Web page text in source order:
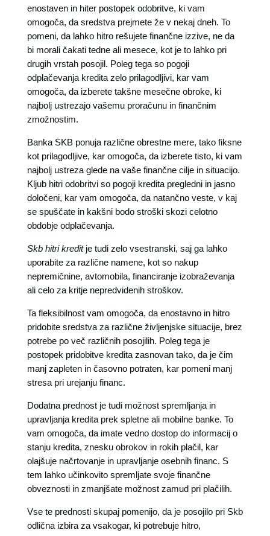
enostaven in hiter postopek odobritve, ki vam
omogoča, da sredstva prejmete že v nekaj dneh. To
pomeni, da lahko hitro rešujete finančne izzive, ne da
bi morali čakati tedne ali mesece, kot je to lahko pri
drugih vrstah posojil. Poleg tega so pogoji
odplačevanja kredita zelo prilagodljivi, kar vam
omogoča, da izberete takšne mesečne obroke, ki
najbolj ustrezajo vašemu proračunu in finančnim
zmožnostim.
Banka SKB ponuja različne obrestne mere, tako fiksne
kot prilagodljive, kar omogoča, da izberete tisto, ki vam
najbolj ustreza glede na vaše finančne cilje in situacijo.
Kljub hitri odobritvi so pogoji kredita pregledni in jasno
določeni, kar vam omogoča, da natančno veste, v kaj
se spuščate in kakšni bodo stroški skozi celotno
obdobje odplačevanja.
Skb hitri kreditje tudi zelo vsestranski, saj ga lahko
uporabite za različne namene, kot so nakup
nepremičnine, avtomobila, financiranje izobraževanja
ali celo za kritje nepredvidenih stroškov.
Ta fleksibilnost vam omogoča, da enostavno in hitro
pridobite sredstva za različne življenjske situacije, brez
potrebe po več različnih posojilih. Poleg tega je
postopek pridobitve kredita zasnovan tako, da je čim
manj zapleten in časovno potraten, kar pomeni manj
stresa pri urejanju financ.
Dodatna prednost je tudi možnost spremljanja in
upravljanja kredita prek spletne ali mobilne banke. To
vam omogoča, da imate vedno dostop do informacij o
stanju kredita, znesku obrokov in rokih plačil, kar
olajšuje načrtovanje in upravljanje osebnih financ. S
tem lahko učinkovito spremljate svoje finančne
obveznosti in zmanjšate možnost zamud pri plačilih.
Vse te prednosti skupaj pomenijo, da je posojilo pri Skb
odlična izbira za vsakogar, ki potrebuje hitro,